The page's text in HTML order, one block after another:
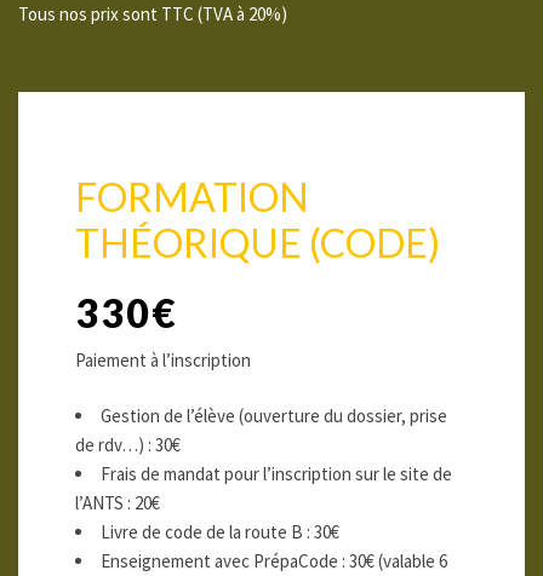
Tous nos prix sont TTC (TVA à 20%)
FORMATION
THÉORIQUE (CODE)
330€
Paiement à l’inscription
Gestion de l’élève (ouverture du dossier, prise
de rdv…) : 30€
Frais de mandat pour l’inscription sur le site de
l’ANTS : 20€
Livre de code de la route B : 30€
Enseignement avec PrépaCode : 30€ (valable 6